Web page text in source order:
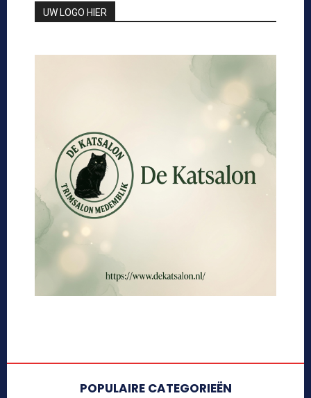
UW LOGO HIER
POPULAIRE CATEGORIEËN